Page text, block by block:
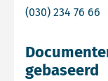
(030) 234 76 66
gebaseerd